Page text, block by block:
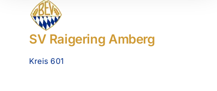
SV Raigering Amberg
Kreis 601